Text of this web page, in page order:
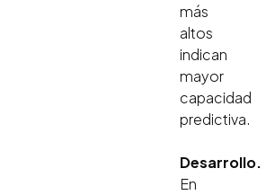
más
altos
indican
mayor
capacidad
predictiva.
Desarrollo.
En